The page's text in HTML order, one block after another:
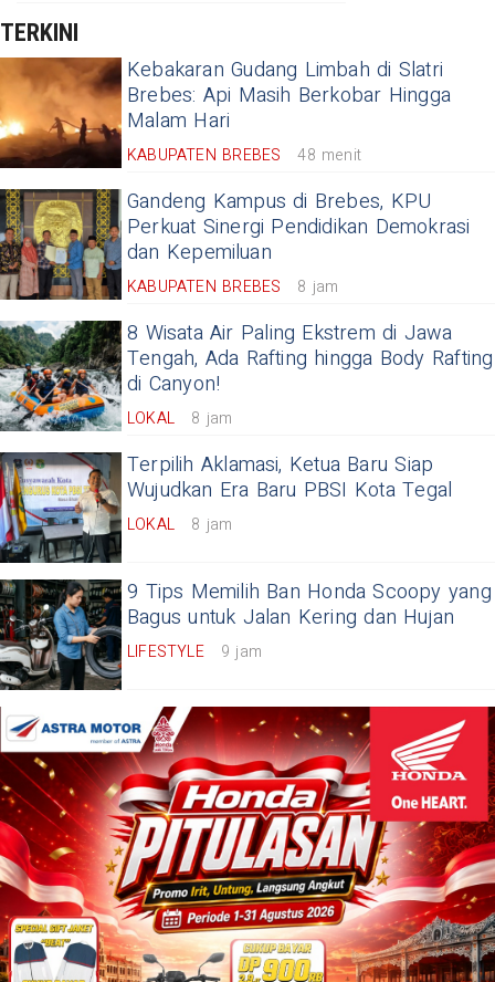
TERKINI
Kebakaran Gudang Limbah di Slatri
Brebes: Api Masih Berkobar Hingga
Malam Hari
KABUPATEN BREBES 48 menit
Gandeng Kampus di Brebes, KPU
Perkuat Sinergi Pendidikan Demokrasi
dan Kepemiluan
KABUPATEN BREBES 8 jam
8 Wisata Air Paling Ekstrem di Jawa
Tengah, Ada Rafting hingga Body Rafting
di Canyon!
LOKAL 8 jam
Terpilih Aklamasi, Ketua Baru Siap
Wujudkan Era Baru PBSI Kota Tegal
LOKAL 8 jam
9 Tips Memilih Ban Honda Scoopy yang
Bagus untuk Jalan Kering dan Hujan
LIFESTYLE 9 jam